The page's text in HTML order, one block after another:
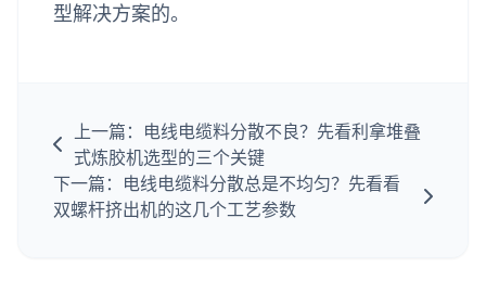
型解决方案的。
上一篇：电线电缆料分散不良？先看利拿堆叠
式炼胶机选型的三个关键
下一篇：电线电缆料分散总是不均匀？先看看
双螺杆挤出机的这几个工艺参数